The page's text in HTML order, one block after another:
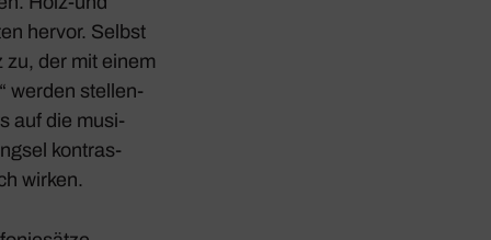
hervor. Selbst
zu, der mit einem
werden stel­len­
auf die musi­
kontras­
wirken.